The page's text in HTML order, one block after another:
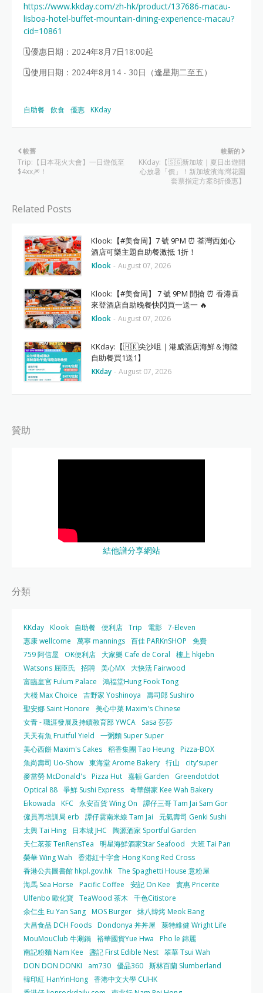
https://www.kkday.com/zh-hk/product/137686-macau-
lisboa-hotel-buffet-mountain-dining-experience-macau?
cid=10861
🗓️優惠日期：2024年8月7日18:00起
🗓️使用日期：2024年8月14 - 30日（逢星期二至五）
自助餐 飲食 優惠 KKday
較新的
KKday:【🇸🇬新加坡｜夏日出遊開
心放暑「價」！新加坡濱海灣花園
套票指定方案8折優惠】
較舊
Trip:【日本花火大會】一日遊低至
$4xx🎆！
Related Posts
Klook:【#美食周】7 號 9PM ⏰ 荃灣西如心
酒店可樂主題自助餐激抵 1折！
Klook - August 07, 2026
Klook:【#美食周】 7 號 9PM 開搶 ⏰ 香港喜
來登酒店自助晚餐快閃買一送一 🔥
Klook - August 07, 2026
KKday:【🇭🇰尖沙咀｜港威酒店海鮮＆海陸
自助餐買1送1】
KKday - August 07, 2026
贊助
結他譜分享網站
分類
KKday Klook 自助餐 便利店 Trip 電影 7-Eleven
惠康 wellcome
萬寧 mannings 百佳 PARKnSHOP
免費
759 阿信屋
OK便利店 大家樂 Cafe de Coral
樓上 hkjebn
Watsons 屈臣氏
招聘 美心MX 大快活 Fairwood
富臨皇宮 Fulum Palace
鴻福堂Hung Fook Tong
大棧 Max Choice
吉野家 Yoshinoya
壽司郎 Sushiro
聖安娜 Saint Honore
美心中菜 Maxim's Chinese
女青 - 職涯發展及持續教育部 YWCA
Sasa 莎莎
天天有魚 Fruitful Yield
一粥麵 Super Super
美心西餅 Maxim's Cakes 稻香集團 Tao Heung Pizza-BOX
魚尚壽司 Uo-Show 東海堂 Arome Bakery 行山
city'super
麥當勞 McDonald's Pizza Hut 嘉頓 Garden
Greendotdot
Optical 88 爭鮮 Sushi Express 奇華餅家 Kee Wah Bakery
Eikowada
KFC 永安百貨 Wing On
譚仔三哥 Tam Jai Sam Gor
僱員再培訓局 erb
譚仔雲南米線 Tam Jai
元氣壽司 Genki Sushi
太興 Tai Hing
日本城 JHC
陶源酒家 Sportful Garden
天仁茗茶 TenRensTea
明星海鮮酒家Star Seafood
大班 Tai Pan
榮華 Wing Wah
香港紅十字會 Hong Kong Red Cross
香港公共圖書館 hkpl.gov.hk The Spaghetti House 意粉屋
海馬 Sea Horse
Pacific Coffee 安記 On Kee
實惠 Pricerite
Ulfenbo 歐化寶 TeaWood 茶木 千色Citistore
余仁生 Eu Yan Sang MOS Burger 炑八韓烤 Meok Bang
大昌食品 DCH Foods Dondonya 丼丼屋
萊特維健 Wright Life
MouMouClub 牛涮鍋 裕華國貨Yue Hwa
Pho le 錦麗
南記粉麵 Nam Kee
盞記 First Edible Nest 翠華 Tsui Wah
DON DON DONKI
am730 優品360 斯林百蘭 Slumberland
韓印紅 HanYinHong 香港中文大學 CUHK